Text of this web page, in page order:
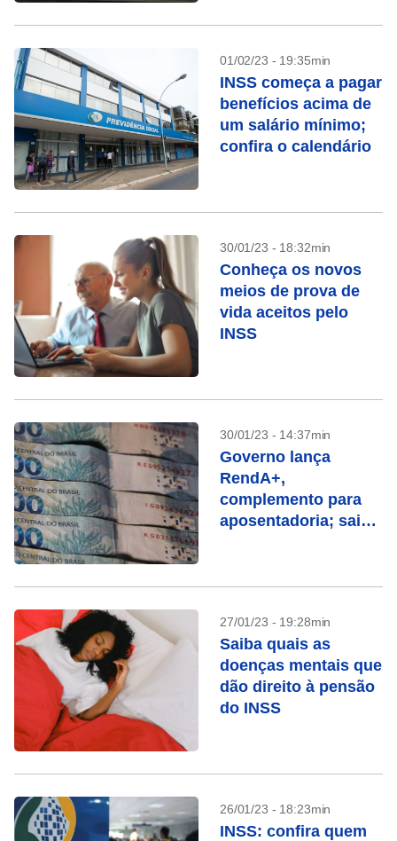
01/02/23 - 19:35min
INSS começa a pagar
benefícios acima de
um salário mínimo;
confira o calendário
30/01/23 - 18:32min
Conheça os novos
meios de prova de
vida aceitos pelo
INSS
30/01/23 - 14:37min
Governo lança
RendA+,
complemento para
aposentadoria; saiba
27/01/23 - 19:28min
Saiba quais as
doenças mentais que
dão direito à pensão
do INSS
26/01/23 - 18:23min
INSS: confira quem